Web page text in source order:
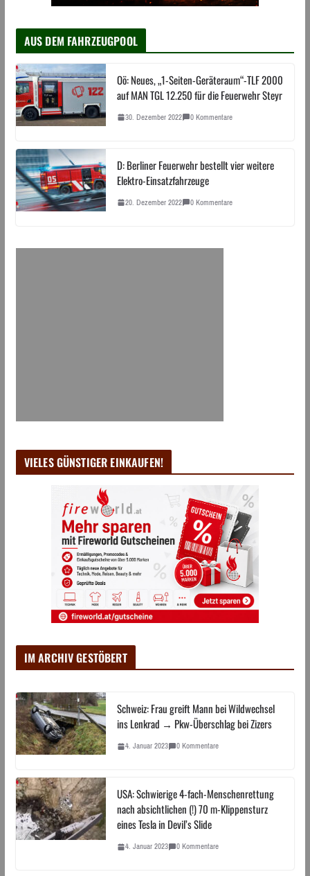
AUS DEM FAHRZEUGPOOL
Oö: Neues, „1-Seiten-Geräteraum“-TLF 2000
auf MAN TGL 12.250 für die Feuerwehr Steyr
30. Dezember 2022 0 Kommentare
D: Berliner Feuerwehr bestellt vier weitere
Elektro-Einsatzfahrzeuge
20. Dezember 2022 0 Kommentare
VIELES GÜNSTIGER EINKAUFEN!
IM ARCHIV GESTÖBERT
Schweiz: Frau greift Mann bei Wildwechsel
ins Lenkrad → Pkw-Überschlag bei Zizers
4. Januar 2023 0 Kommentare
USA: Schwierige 4-fach-Menschenrettung
nach absichtlichen (!) 70 m-Klippensturz
eines Tesla in Devil’s Slide
4. Januar 2023 0 Kommentare